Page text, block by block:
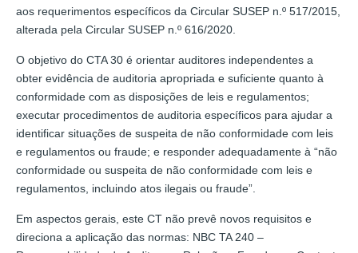
aos requerimentos específicos da Circular SUSEP n.º 517/2015,
alterada pela Circular SUSEP n.º 616/2020.
O objetivo do CTA 30 é orientar auditores independentes a
obter evidência de auditoria apropriada e suficiente quanto à
conformidade com as disposições de leis e regulamentos;
executar procedimentos de auditoria específicos para ajudar a
identificar situações de suspeita de não conformidade com leis
e regulamentos ou fraude; e responder adequadamente à “não
conformidade ou suspeita de não conformidade com leis e
regulamentos, incluindo atos ilegais ou fraude”.
Em aspectos gerais, este CT não prevê novos requisitos e
direciona a aplicação das normas: NBC TA 240 –